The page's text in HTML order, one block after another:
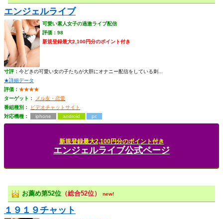
エンジェルライブ
可愛い素人女子の過激ライブ配信
評価：98
新規登録最大2,100円分のポイント付き
寸評： 今どきの可愛い女の子たちが大胆にオナニー配信をしている刺...
★詳細データ
評価： ★★★★
ターゲット：
メル友・恋愛
番組種別：
ビデオチャットサイト
対応機種：
iphone android pc
新規登録最大2,100円分のポイント付き
エンジェルライブ公式ページ
お薦め第52位 （総合52位） new!
１９１９チャット